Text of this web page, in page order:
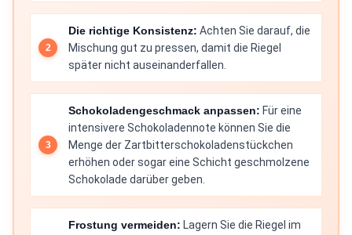
Die richtige Konsistenz: Achten Sie darauf, die
Mischung gut zu pressen, damit die Riegel
später nicht auseinanderfallen.
Schokoladengeschmack anpassen: Für eine
intensivere Schokoladennote können Sie die
Menge der Zartbitterschokoladenstückchen
erhöhen oder sogar eine Schicht geschmolzene
Schokolade darüber geben.
Frostung vermeiden: Lagern Sie die Riegel im